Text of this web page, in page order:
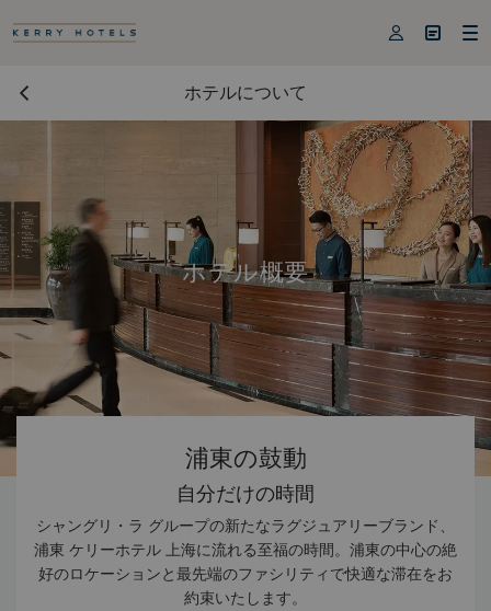
  
ホテルについて
ホテル概要
浦東の鼓動
自分だけの時間
シャングリ・ラ グループの新たなラグジュアリーブランド、
浦東 ケリーホテル 上海に流れる至福の時間。浦東の中心の絶
好のロケーションと最先端のファシリティで快適な滞在をお
約束いたします。